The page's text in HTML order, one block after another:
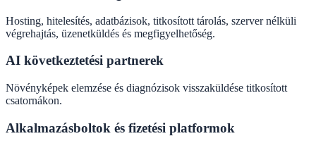
Hosting, hitelesítés, adatbázisok, titkosított tárolás, szerver nélküli
végrehajtás, üzenetküldés és megfigyelhetőség.
AI következtetési partnerek
Növényképek elemzése és diagnózisok visszaküldése titkosított
csatornákon.
Alkalmazásboltok és fizetési platformok